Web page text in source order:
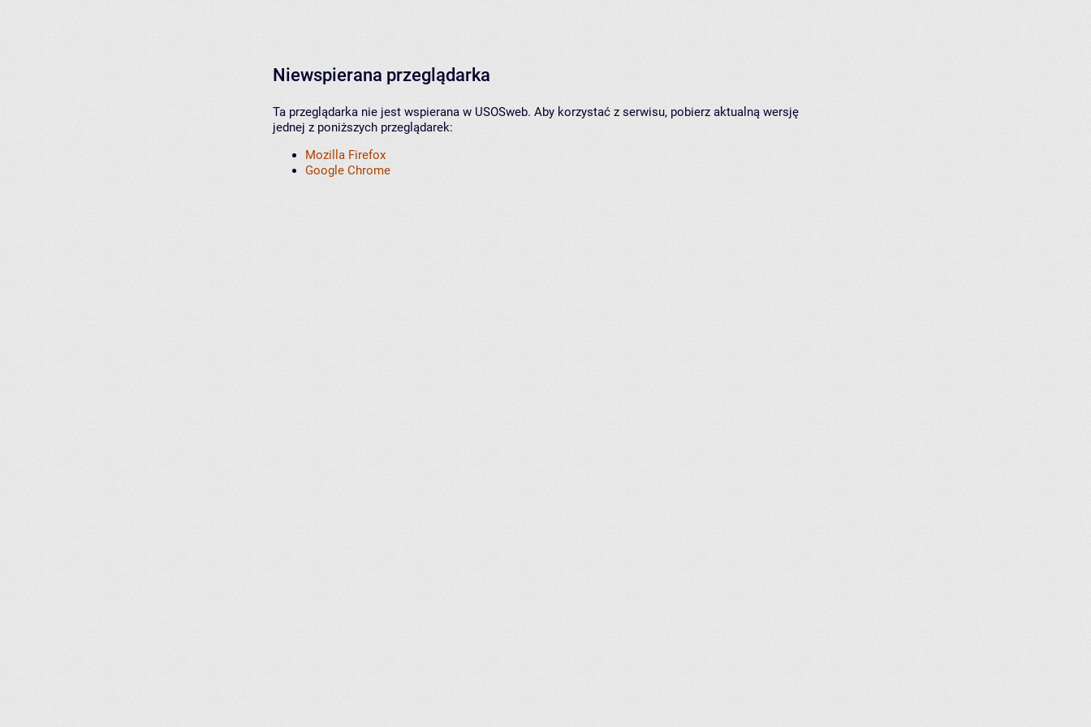
Niewspierana przeglądarka
Ta przeglądarka nie jest wspierana w USOSweb. Aby korzystać z serwisu, pobierz aktualną wersję
jednej z poniższych przeglądarek:
Mozilla Firefox
Google Chrome